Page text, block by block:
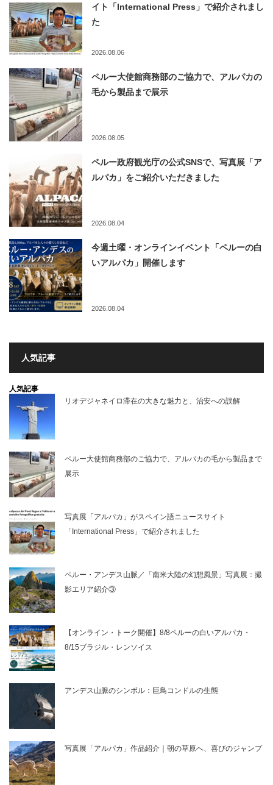
イト「International Press」で紹介されまし
た
2026.08.06
ペルー大使館商務部のご協力で、アルパカの
毛から製品まで展示
2026.08.05
ペルー政府観光庁の公式SNSで、写真展「ア
ルパカ」をご紹介いただきました
2026.08.04
今週土曜・オンラインイベント「ペルーの白
いアルパカ」開催します
2026.08.04
人気記事
人気記事
リオデジャネイロ滞在の大きな魅力と、治安への誤解
ペルー大使館商務部のご協力で、アルパカの毛から製品まで
展示
写真展「アルパカ」がスペイン語ニュースサイト
「International Press」で紹介されました
ペルー・アンデス山脈／「南米大陸の幻想風景」写真展：撮
影エリア紹介③
【オンライン・トーク開催】8/8ペルーの白いアルパカ・
8/15ブラジル・レンソイス
アンデス山脈のシンボル：巨鳥コンドルの生態
写真展「アルパカ」作品紹介｜朝の草原へ、喜びのジャンプ